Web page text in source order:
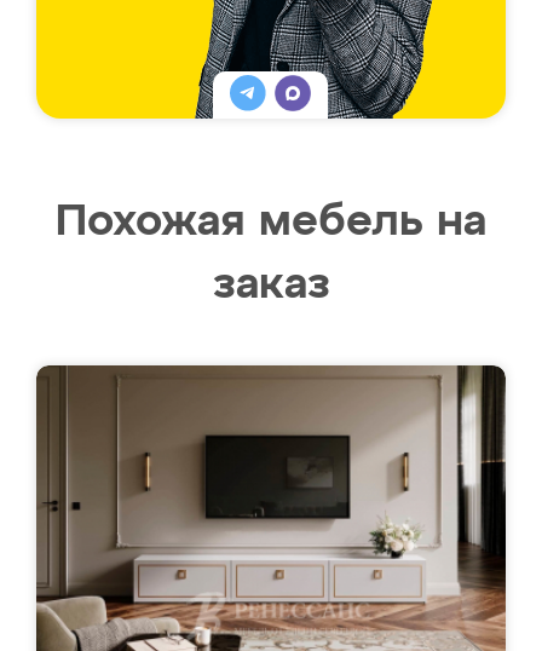
Похожая мебель на
заказ